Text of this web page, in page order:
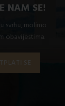
NAM SE!
svrhu, molimo
obavijestima.